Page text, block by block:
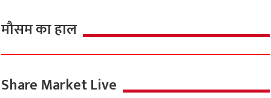
मौसम का हाल
Share Market Live